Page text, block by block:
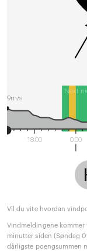
Next
18:00 0:00
9m/s
Vil du vite hvordan
Vindmeldingene
minutter siden (Søndag
dårligste poengsummen